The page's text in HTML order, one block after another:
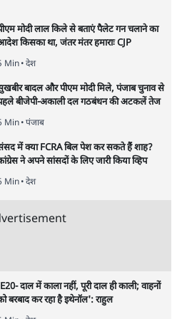
पढ़ें
भारत सरकार की
क्यों नहीं आई?
17 JUN, 2020
वैदिक